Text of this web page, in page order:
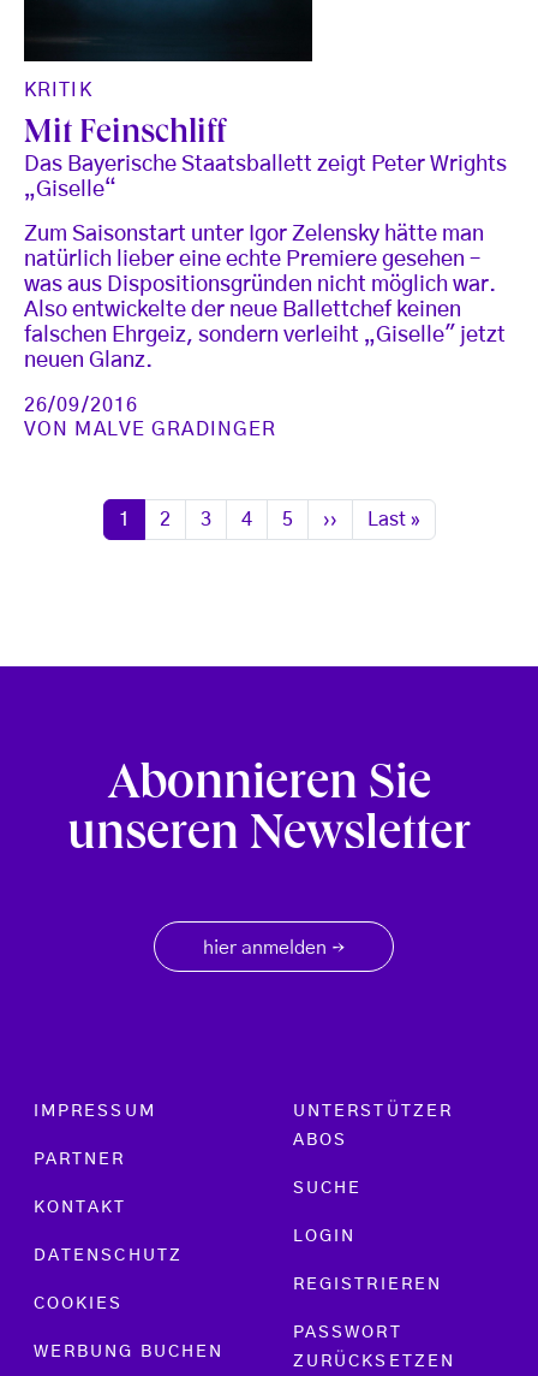
KRITIK
Mit Feinschliff
Das Bayerische Staatsballett zeigt Peter Wrights
„Giselle“
Zum Saisonstart unter Igor Zelensky hätte man
natürlich lieber eine echte Premiere gesehen –
was aus Dispositionsgründen nicht möglich war.
Also entwickelte der neue Ballettchef keinen
falschen Ehrgeiz, sondern verleiht „Giselle" jetzt
neuen Glanz.
26/09/2016
VON MALVE GRADINGER
Seitennummerierung
Seite
1 Seite
2 Seite
3 Seite
4 Seite
5 Nächste Seite
›› Letzte Seite
Last »
Abonnieren Sie
unseren Newsletter
hier anmelden →
Footer menu
IMPRESSUM
PARTNER
KONTAKT
DATENSCHUTZ
COOKIES
WERBUNG BUCHEN
UNTERSTÜTZER
ABOS
SUCHE
LOGIN
REGISTRIEREN
PASSWORT
ZURÜCKSETZEN